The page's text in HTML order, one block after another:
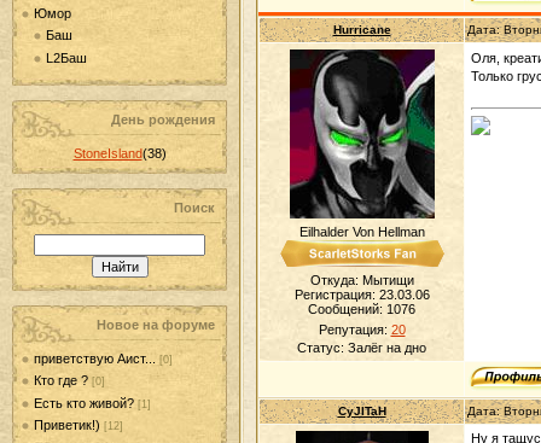
Юмор
Баш
L2Баш
День рождения
StoneIsland(38)
Поиск
Новое на форуме
приветствую Аист... [0]
Кто где ? [0]
Есть кто живой? [1]
Приветик!) [12]
Hurricane Дата:
Eilhalder Von Hellman
Откуда: Мытищи
Регистрация: 23.03.06
Сообщений: 1076
Репутация: 20
Статус: Залёг на дно
Оля,
Только
CyJITaH Дата:
Ну я